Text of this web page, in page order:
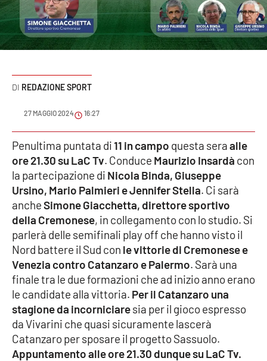
Sport
Cultura
Podcast
Meteo
Editoriali
VIDEO
Ambiente
Cronaca
Cultura
Economia e Lavoro
Politica
REDAZIONE SPORT
27 MAGGIO 2024 16:27
Penultima puntata di11 in campo questa seraalle
ore 21.30 su LaC Tv. Conduce Maurizio Insardà con
la partecipazione di Nicola Binda, Giuseppe
Ursino, Mario Palmieri e Jennifer Stella. Ci sarà
ancheSimone Giacchetta, direttore sportivo
della Cremonese, in collegamento con lo studio. Si
parlerà delle semifinali play off che hanno visto il
Nord battere il Sud con le vittorie di Cremonese e
Venezia contro Catanzaro e Palermo. Sarà una
finale tra le due formazioni che ad inizio anno erano
le candidate alla vittoria. Per il Catanzaro una
stagione da incorniciaresia per il gioco espresso
da Vivarini che quasi sicuramente lascerà
Catanzaro per sposare il progetto Sassuolo.
Appuntamento alle ore 21.30 dunque su LaC Tv.